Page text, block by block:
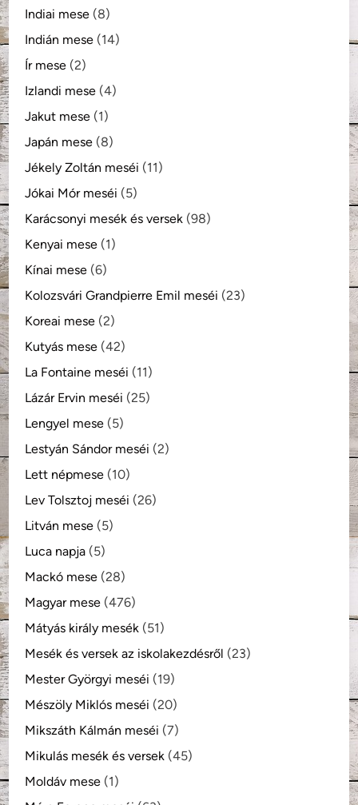
Indiai mese (8)
Indián mese (14)
Ír mese (2)
Izlandi mese (4)
Jakut mese (1)
Japán mese (8)
Jékely Zoltán meséi (11)
Jókai Mór meséi (5)
Karácsonyi mesék és versek (98)
Kenyai mese (1)
Kínai mese (6)
Kolozsvári Grandpierre Emil meséi (23)
Koreai mese (2)
Kutyás mese (42)
La Fontaine meséi (11)
Lázár Ervin meséi (25)
Lengyel mese (5)
Lestyán Sándor meséi (2)
Lett népmese (10)
Lev Tolsztoj meséi (26)
Litván mese (5)
Luca napja (5)
Mackó mese (28)
Magyar mese (476)
Mátyás király mesék (51)
Mesék és versek az iskolakezdésről (23)
Mester Györgyi meséi (19)
Mészöly Miklós meséi (20)
Mikszáth Kálmán meséi (7)
Mikulás mesék és versek (45)
Moldáv mese (1)